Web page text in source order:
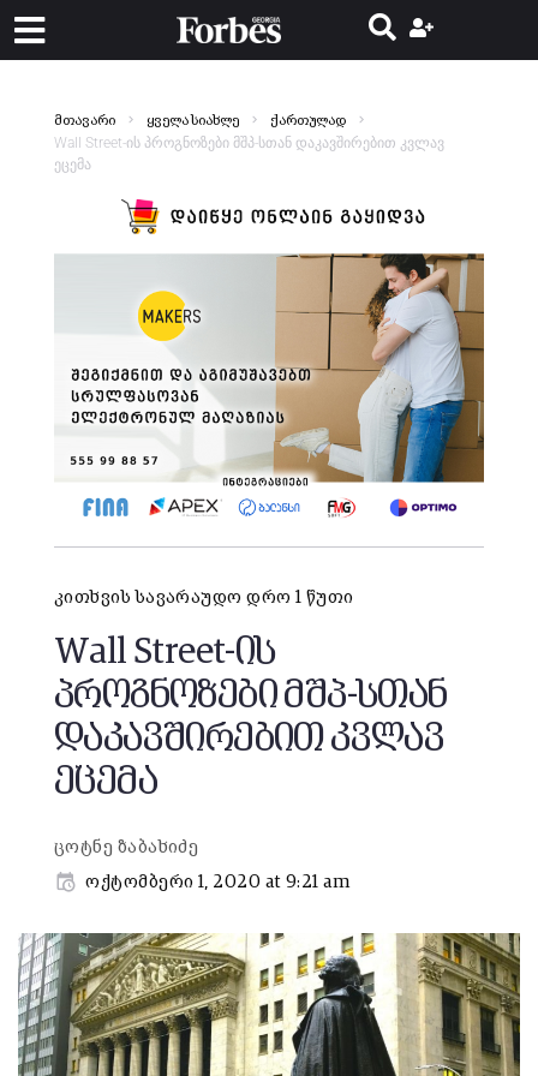
მთავარი ყველა სიახლე ქართულად
Wall Street-ის პროგნოზები მშპ-სთან დაკავშირებით კვლავ
ეცემა
კითხვის სავარაუდო დრო 1 წუთი
Wall Street-ის
პროგნოზები მშპ-სთან
დაკავშირებით კვლავ
ეცემა
ცოტნე ზაბახიძე
ოქტომბერი 1, 2020 at 9:21 am